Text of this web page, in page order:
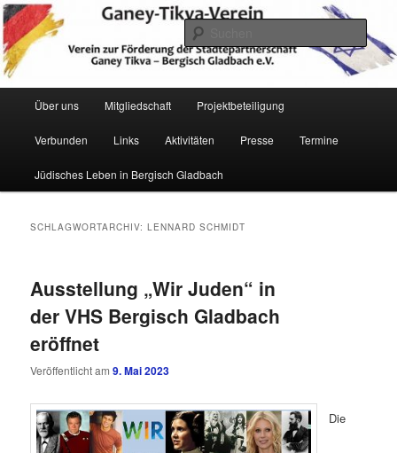
Zum
primären
Inhalt
springen
Zum
sekundären
Inhalt
springen
Ganey Tikva Verein Bergisch
Gladbach
Verein zur Förderung der Städtepartnerschaft Ganey Tikva – Bergisch
Gladbach e. V.
Hauptmenü
Über uns Mitgliedschaft Projektbeteiligung
Verbunden Links Aktivitäten Presse Termine
Jüdisches Leben in Bergisch Gladbach
SCHLAGWORTARCHIV:LENNARD SCHMIDT
Ausstellung „Wir Juden“ in
der VHS Bergisch Gladbach
eröffnet
Veröffentlicht am9. Mai 2023
Die